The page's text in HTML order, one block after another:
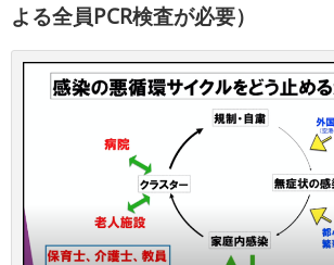
よる全員PCR検査が必要）